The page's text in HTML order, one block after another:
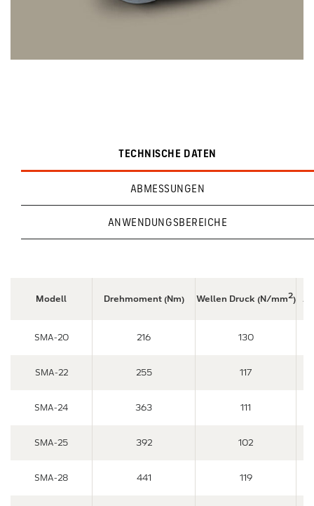
TECHNISCHE DATEN
ABMESSUNGEN
ANWENDUNGSBEREICHE
Modell Drehmoment (Nm) Wellen Druck (N/mm2)
SMA-20 216 130
SMA-22 255 117
SMA-24 363 111
SMA-25 392 102
SMA-28 441 119